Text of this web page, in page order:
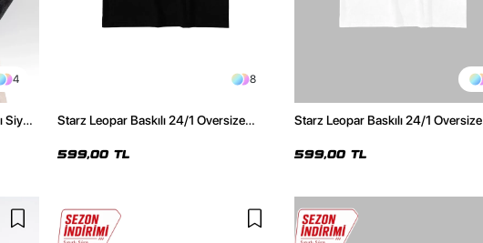
4
Siyah
8
Starz Leopar Baskılı 24/1 Oversize
599,00 TL
Starz Leopar Baskılı 24/1 Oversize
599,00 TL